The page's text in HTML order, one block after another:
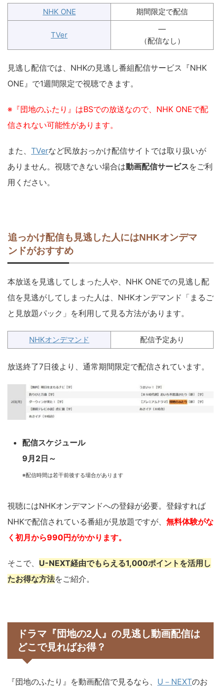
NHK ONE 期間限定で配信
TVer
―
（配信なし）
見逃し配信では、NHKの見逃し番組配信サービス『NHK
ONE』で1週間限定で視聴できます。
※『団地のふたり』はBSでの放送なので、NHK ONEで配
信されない可能性があります。
また、 TVerなど民放おっかけ配信サイトでは取り扱いが
ありません。視聴できない場合は動画配信サービスをご利
用ください。
追っかけ配信も見逃した人にはNHKオンデマ
ンドがおすすめ
本放送を見逃してしまった人や、NHK ONEでの見逃し配
信を見逃がしてしまった人は、NHKオンデマンド「まるご
と見放題パック」を利用して見る方法があります。
NHKオンデマンド 配信予定あり
放送終了7日後より、通常期間限定で配信されています。
配信スケジュール
9月2日～
※配信時間は若干前後する場合があります
視聴にはNHKオンデマンドへの登録が必要。登録すれば
NHKで配信されている番組が見放題ですが、 無料体験がな
く初月から990円がかかります。
そこで、 U-NEXT経由でもらえる1,000ポイントを活用し
たお得な方法をご紹介。
ドラマ『団地の2人』の見逃し動画配信は
どこで見ればお得？
『団地のふたり』を動画配信で見るなら、 U－NEXTのお